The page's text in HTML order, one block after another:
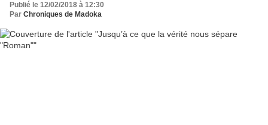
Publié le 12/02/2018 à 12:30
Par Chroniques de Madoka